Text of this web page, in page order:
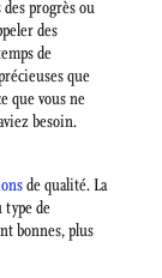
progrès ou
des
de
que
que vous ne
besoin.
de qualité. La
type de
bonnes, plus